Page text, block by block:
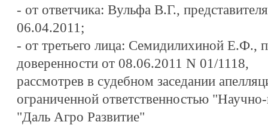
- от ответчика: Вульфа В.Г.,
06.04.2011;
- от третьего лица: Семидилихиной Е.Ф.,
доверенности от 08.06.2011 N 01/1118,
рассмотрев в судебном заседании
ограниченной ответственностью
"Даль Агро Развитие"